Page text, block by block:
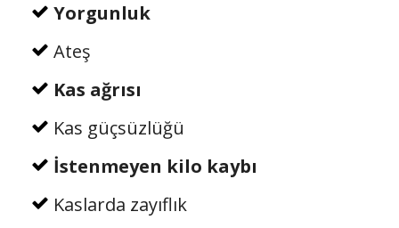
Yorgunluk
Ateş
Kas ağrısı
Kas güçsüzlüğü
İstenmeyen kilo kaybı
Kaslarda zayıflık